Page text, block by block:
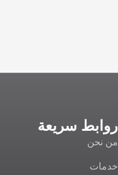
روابط سريعة
من نحن
خدمات